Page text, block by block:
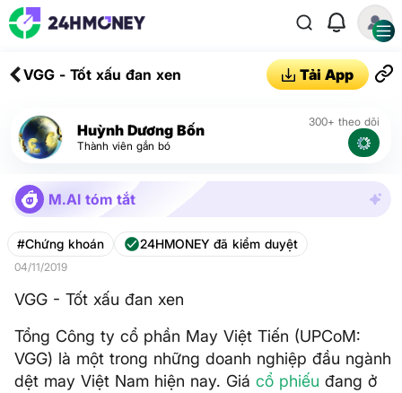
VGG - Tốt xấu đan xen Tải App
Huỳnh Dương Bốn
Thành viên gắn bó
300+ theo dõi
M.AI tóm tắt
#Chứng khoán 24HMONEY đã kiểm duyệt
04/11/2019
VGG - Tốt xấu đan xen
Tổng Công ty cổ phần May Việt Tiến (UPCoM:
VGG) là một trong những doanh nghiệp đầu ngành
dệt may Việt Nam hiện nay. Giá cổ phiếu đang ở